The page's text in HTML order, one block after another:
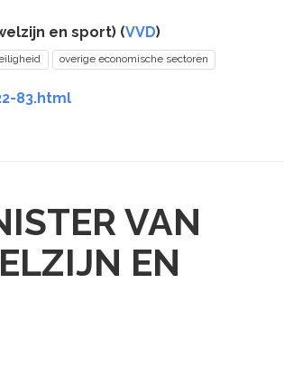
en sport) (VVD)
overige economische sectoren
83.html
VAN
EN